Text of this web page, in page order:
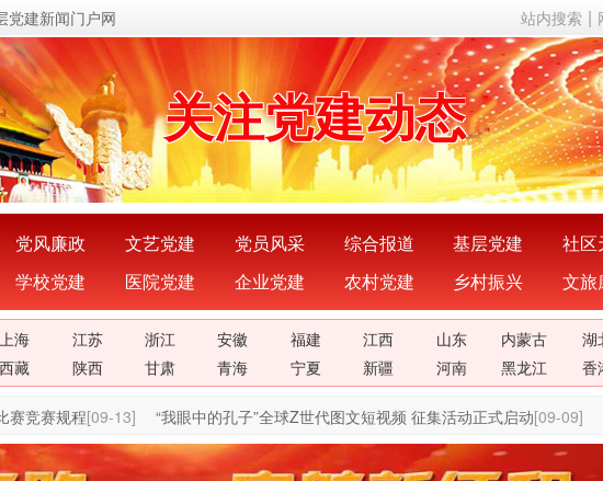
建新闻门户网 站内搜索
传递党的声音
关注党建动态
展示党建成果
宣传党建成就
传播党建理论
密切党群关系
传递党的声音
党风廉政 文艺党建 党员风采 综合报道 基层党建 社区
学校党建 医院党建 企业党建 农村党建 乡村振兴 文旅
上海 江苏 浙江 安徽 福建 江西 山东 内蒙古 湖
西藏 陕西 甘肃 青海 宁夏 新疆 河南 黑龙江 香
竞赛规程[09-13] “我眼中的孔子”全球Z世代图文短视频 征集活动正式启动[09-09]